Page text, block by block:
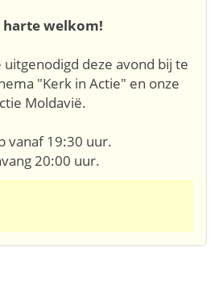
harte welkom!
deze avond bij te
"Kerk in Actie" en onze
Moldavië.
vanaf 19:30 uur.
20:00 uur.